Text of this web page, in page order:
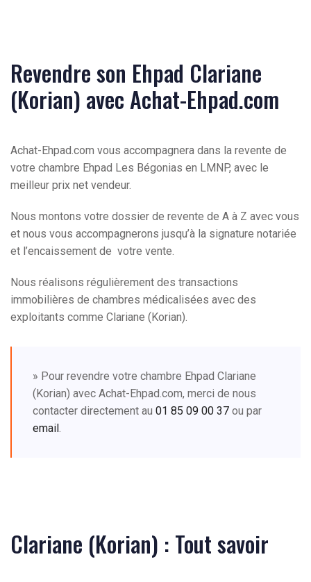
Revendre son Ehpad Clariane
(Korian) avec Achat-Ehpad.com
Achat-Ehpad.com vous accompagnera dans la revente de
votre chambre Ehpad Les Bégonias en LMNP, avec le
meilleur prix net vendeur.
Nous montons votre dossier de revente de A à Z avec vous
et nous vous accompagnerons jusqu’à la signature notariée
et l’encaissement de votre vente.
Nous réalisons régulièrement des transactions
immobilières de chambres médicalisées avec des
exploitants comme Clariane (Korian).
» Pour revendre votre chambre Ehpad Clariane
(Korian) avec Achat-Ehpad.com, merci de nous
contacter directement au 01 85 09 00 37 ou par
email
Clariane (Korian) : Tout savoir